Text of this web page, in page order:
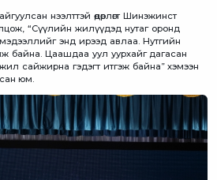
нээлттэй өдөрлөгт Шинэжинст
“Сүүлийн жилүүдэд нутаг оронд
энд ирээд авлаа. Нутгийн
байна. Цаашдаа уул уурхайг дагасан
сайжирна гэдэгт итгэж байна” хэмээн
юм.